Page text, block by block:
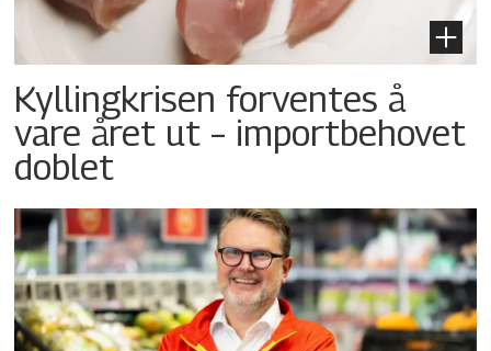
Kyllingkrisen forventes å
vare året ut – importbehovet
doblet